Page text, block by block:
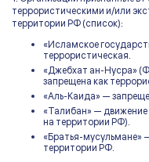
террористическими и/или
территории РФ (список):
«Исламское
террористическая.
«Джебхат ан-Нусра»
запрещена как
«Аль-Каида» —
«Талибан» —
на территории РФ).
«Братья-мусульмане»
территории РФ.